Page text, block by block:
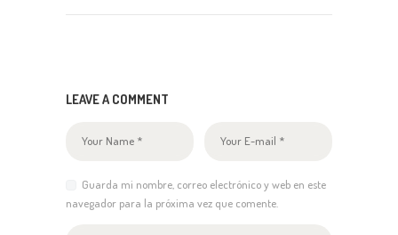
LEAVE A COMMENT
Guarda mi nombre, correo electrónico y web en este
navegador para la próxima vez que comente.